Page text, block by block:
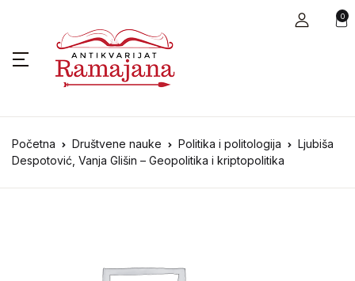
0
Početna Društvene nauke Politika i politologija
Ljubiša
Despotović, Vanja Glišin – Geopolitika i kriptopolitika